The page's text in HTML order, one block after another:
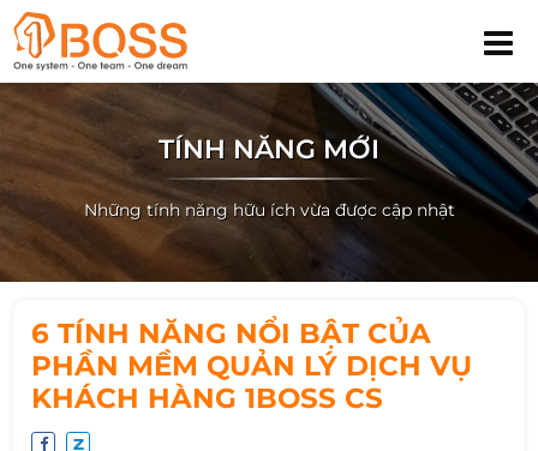
TÍNH NĂNG MỚI
Những tính năng hữu ích vừa được cập nhật
6 TÍNH NĂNG NỔI BẬT CỦA
PHẦN MỀM QUẢN LÝ DỊCH VỤ
KHÁCH HÀNG 1BOSS CS